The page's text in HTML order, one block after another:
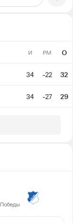
И РМ О
34 -22 32
34 -27 29
Победы